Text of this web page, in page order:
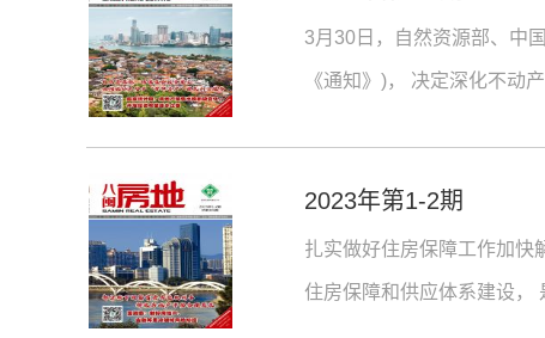
3月30日，自然资源部、中
《通知》)， 决定深化不动
2023年第1-2期
扎实做好住房保障工作加快
住房保障和供应体系建设，